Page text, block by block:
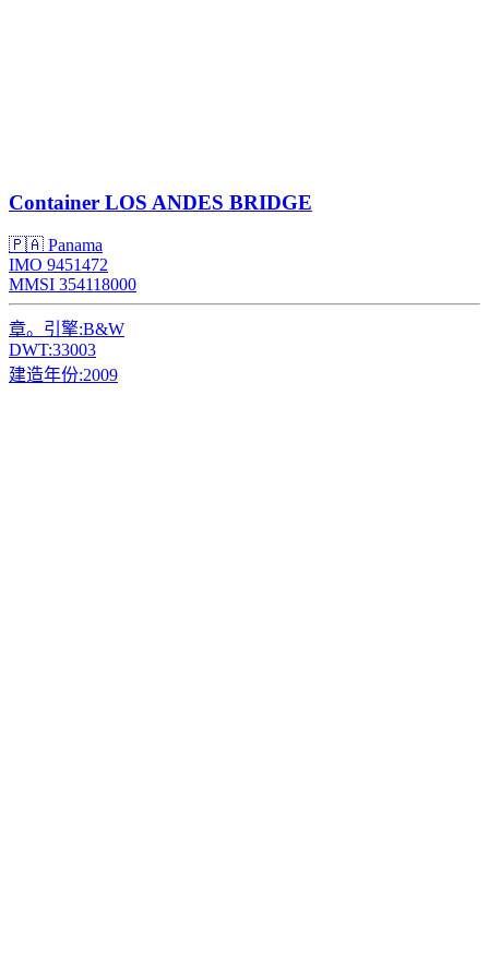
Container LOS ANDES BRIDGE
🇵🇦 Panama
IMO 9451472
MMSI 354118000
章。引擎:B&W
DWT:33003
建造年份:2009